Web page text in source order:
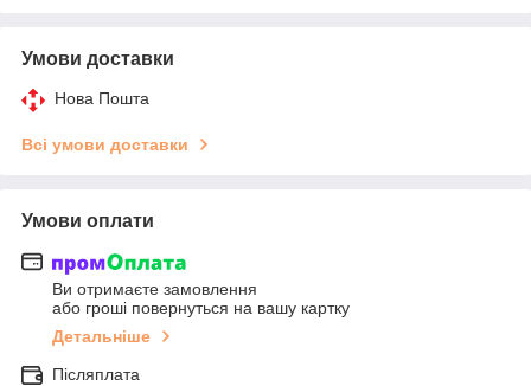
Умови доставки
Нова Пошта
Всі умови доставки
Умови оплати
Ви отримаєте замовлення
або гроші повернуться на вашу картку
Детальніше
Післяплата